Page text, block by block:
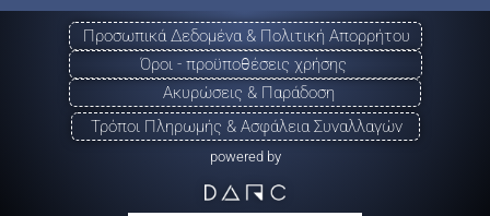
Προσωπικά Δεδομένα & Πολιτική Απορρήτου
Όροι - προϋποθέσεις χρήσης
Ακυρώσεις & Παράδοση
Τρόποι Πληρωμής & Ασφάλεια Συναλλαγών
powered by